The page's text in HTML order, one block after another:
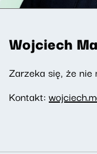
Wojciech
Zarzeka się, że nie
Kontakt: